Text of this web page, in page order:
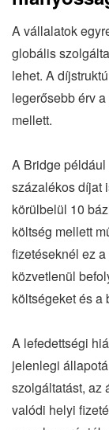
A vállalatok
globális
lehet. A
legerősebb érv
mellett.
A Bridge
százalékos díjat
körülbelül 10
költség mellett
fizetéseknél ez
közvetlenül
költségeket és a
A lefedettségi
jelenlegi
szolgáltatást, az
valódi helyi